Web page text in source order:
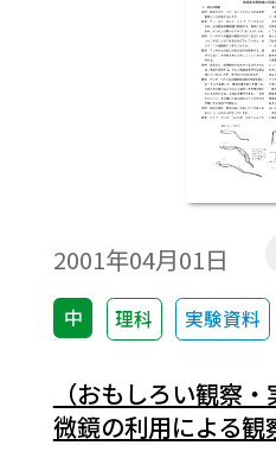
2001年04月01日
中 理科 実験資料
（おもしろい観察
微鏡の利用による観